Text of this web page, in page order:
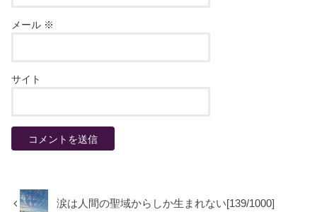
メール ※
サイト
涙は人間の聖域からしか生まれない[139/1000]